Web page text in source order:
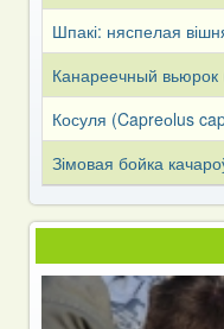
Шпакі: няспелая
Канареечный
Косуля (Capreоlus
Зімовая бойка